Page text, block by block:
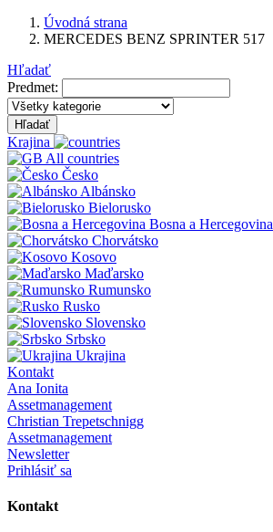
Úvodná strana
MERCEDES BENZ SPRINTER 517
Hľadať
Predmet:
Hľadať
Krajina
All countries
Česko
Albánsko
Bielorusko
Bosna a Hercegovina
Chorvátsko
Kosovo
Maďarsko
Rumunsko
Rusko
Slovensko
Srbsko
Ukrajina
Kontakt
Ana Ionita
Assetmanagement
Christian Trepetschnigg
Assetmanagement
Newsletter
Prihlásiť sa
Kontakt